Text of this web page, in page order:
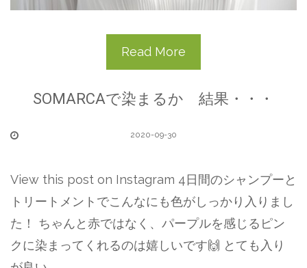
Read More
SOMARCAで染まるか 結果・・・
2020-09-30
View this post on Instagram 4日間のシャンプーと
トリートメントでこんなにも色がしっかり入りまし
た！ ちゃんと赤ではなく、パープルを感じるピン
クに染まってくれるのは嬉しいです🙌 とても入り